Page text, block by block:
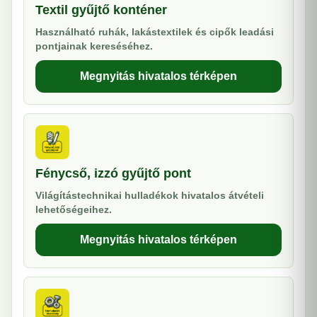
Textil gyűjtő konténer
Használható ruhák, lakástextilek és cipők leadási
pontjainak kereséséhez.
Megnyitás hivatalos térképen
Fénycső, izzó gyűjtő pont
Világítástechnikai hulladékok hivatalos átvételi
lehetőségeihez.
Megnyitás hivatalos térképen